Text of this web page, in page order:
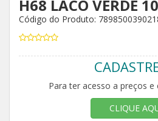
H68 LACO VERDE
Código do Produto:
Para ter acesso a preços
CLIQUE